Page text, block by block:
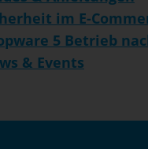
im E-
5 Betrieb
& Events